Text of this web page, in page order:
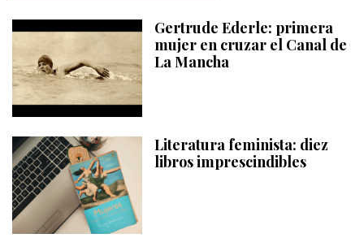
Gertrude Ederle: primera
mujer en cruzar el Canal de
La Mancha
Literatura feminista: diez
libros imprescindibles